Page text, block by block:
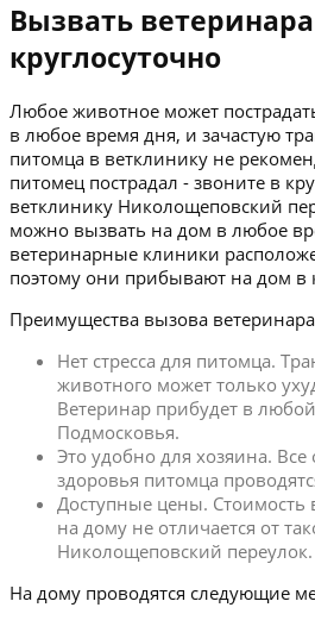
Вызвать ветеринара
круглосуточно
Любое животное может
в любое время дня, и зачастую
питомца в ветклинику не
питомец пострадал - звоните в
ветклинику Николощеповский
можно вызвать на дом в любое
ветеринарные клиники
поэтому они прибывают на дом в
Преимущества вызова
Нет стресса для питомца.
животного может только
Ветеринар прибудет в
Подмосковья.
Это удобно для хозяина.
здоровья питомца
Доступные цены.
на дому не отличается от
Николощеповский переулок.
На дому проводятся следующие